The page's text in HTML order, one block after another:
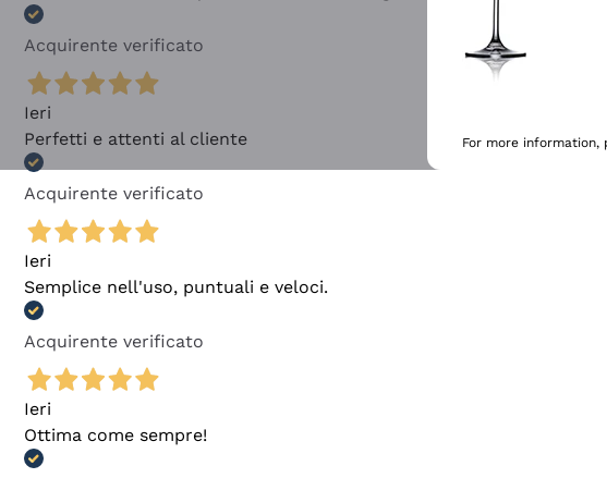
Acquirente verificato
Ieri
Perfetti e attenti al cliente
Acquirente verificato
Ieri
Semplice nell'uso, puntuali e veloci.
Acquirente verificato
Ieri
Ottima come sempre!
For more information,